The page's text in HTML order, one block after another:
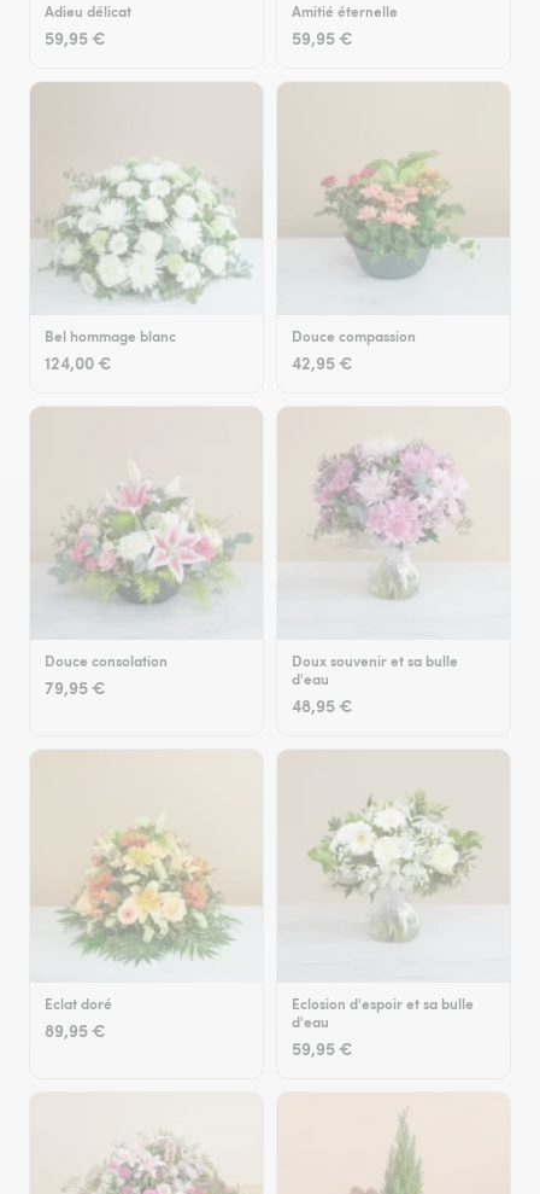
Adieu délicat
59,95 €
Amitié éternelle
59,95 €
Bel hommage blanc
124,00 €
Douce compassion
42,95 €
Douce consolation
79,95 €
Doux souvenir et sa bulle
d'eau
48,95 €
Eclat doré
89,95 €
Eclosion d'espoir et sa bulle
d'eau
59,95 €